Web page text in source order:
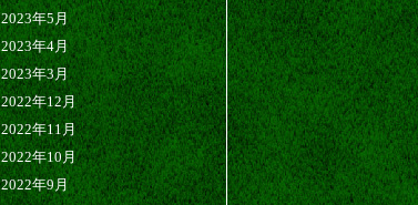
2023年5月
2023年4月
2023年3月
2022年12月
2022年11月
2022年10月
2022年9月